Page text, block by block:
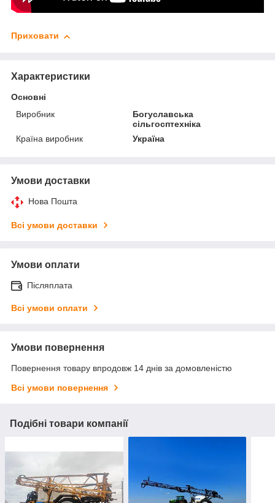
Приховати
Характеристики
Основні
Виробник
Богуславська
сільгосптехніка
Країна виробник
Україна
Умови доставки
Нова Пошта
Всі умови доставки
Умови оплати
Післяплата
Всі умови оплати
Умови повернення
Повернення товару впродовж 14 днів за домовленістю
Всі умови повернення
Подібні товари компанії